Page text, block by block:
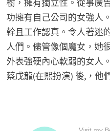
樹，擁有獨立性。從事廣
功擁有自己公司的女強人
幹且工作認真。令人著迷
人們。儘管像個魔女，她
外表強硬內心軟弱的女人
蔡戊龍(在熙扮演) 後,，他